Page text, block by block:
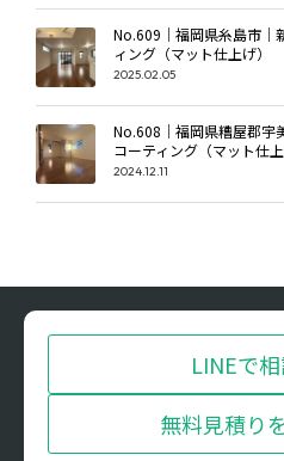
No.609｜福岡県糸島市｜
ィング（マット仕上げ）
2025.02.05
No.608｜福岡県糟屋郡宇
コーティング（マット仕上
2024.12.11
LINEで
無料見積り